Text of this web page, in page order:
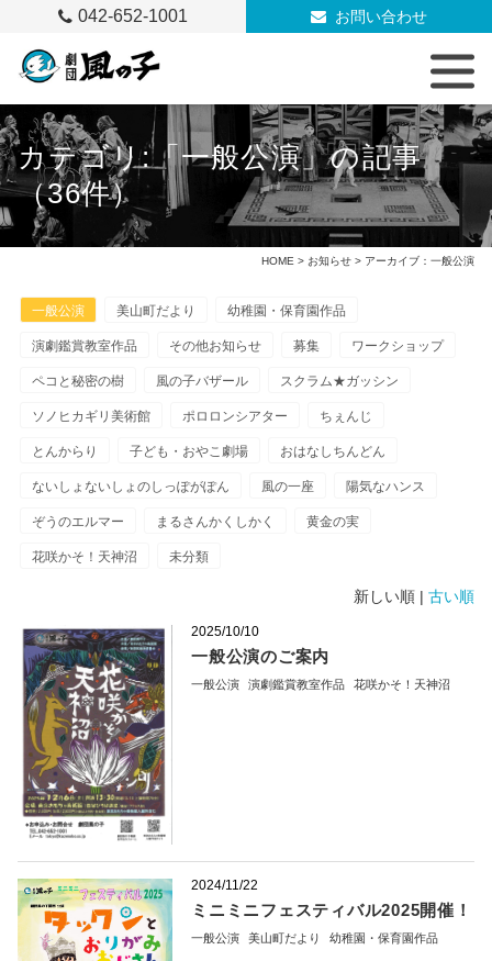
042-652-1001 お問い合わせ
カテゴリ:「一般公演」の記事
（36件）
HOME > お知らせ > アーカイブ：一般公演
一般公演 美山町だより 幼稚園・保育園作品
演劇鑑賞教室作品 その他お知らせ 募集 ワークショップ
ペコと秘密の樹 風の子バザール スクラム★ガッシン
ソノヒカギリ美術館 ポロロンシアター ちぇんじ
とんからり 子ども・おやこ劇場 おはなしちんどん
ないしょないしょのしっぽがぽん 風の一座 陽気なハンス
ぞうのエルマー まるさんかくしかく 黄金の実
花咲かそ！天神沼 未分類
新しい順 | 古い順
2025/10/10
一般公演のご案内
一般公演 演劇鑑賞教室作品 花咲かそ！天神沼
2024/11/22
ミニミニフェスティバル2025開催！
一般公演 美山町だより 幼稚園・保育園作品